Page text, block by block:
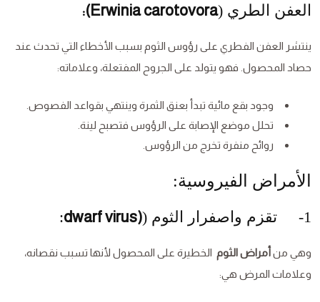
العفن الطري (Erwinia carotovora
):
ينتشر العفن الفطري على رؤوس الثوم بسبب الأخطاء التي تحدث عند
حصاد المحصول. فهو يتولد على الجروح المفتعلة، وعلاماته:
وجود بقع مائية تبدأ بعنق الثمرة وينتهي بقواعد الفصوص.
تحلل موضع الإصابة على الرؤوس فتصبح لينة.
روائح منفرة تخرج من الرؤوس.
الأمراض الفيروسية:
1- تقزم واصفرار الثوم ( (dwarf virus
:
وهي منأمراض الثوم الخطيرة على المحصول لأنها تسبب نقصانه،
وعلامات المرض هي: